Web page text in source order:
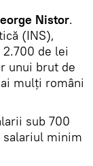
Nistor.
(INS),
de lei
unui brut de
mulți români
sub 700
salariul minim